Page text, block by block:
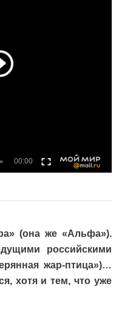
(она же «Альфа»).
российскими
жар-птица»)…
хотя и тем, что уже